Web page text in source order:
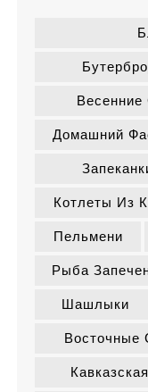
Весенние
Домашний
Котлеты Из
Пельмени
Рыба
Шашлыки
Восточные